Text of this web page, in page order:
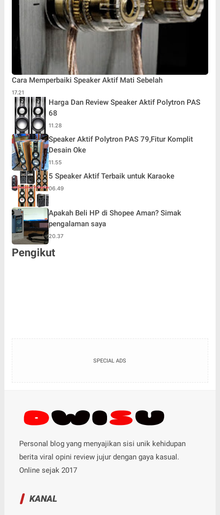
Cara Memperbaiki Speaker Aktif Mati Sebelah
17.21
Harga Dan Review Speaker Aktif Polytron PAS
68
11.28
Speaker Aktif Polytron PAS 79,Fitur Komplit
Desain Oke
11.55
5 Speaker Aktif Terbaik untuk Karaoke
06.49
Apakah Beli HP di Shopee Aman? Simak
pengalaman saya
20.37
Pengikut
SPECIAL ADS
Personal blog yang menyajikan sisi unik kehidupan
berita viral opini review jujur dengan gaya kasual.
Online sejak 2017
KANAL